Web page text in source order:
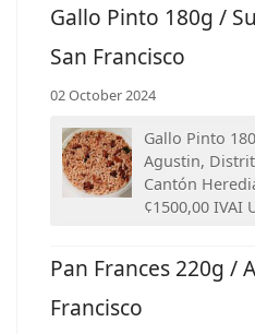
Gallo Pinto 180g /
San Francisco
02 October 2024
Gallo Pinto
Agustin,
Cantón
¢1500,00 IVAI
Pan Frances 220g /
Francisco